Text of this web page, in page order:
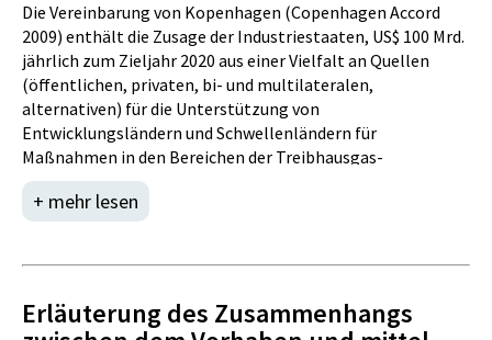
Die Vereinbarung von Kopenhagen (Copenhagen Accord
2009) enthält die Zusage der Industriestaaten, US$ 100 Mrd.
jährlich zum Zieljahr 2020 aus einer Vielfalt an Quellen
(öffentlichen, privaten, bi- und multilateralen,
alternativen) für die Unterstützung von
Entwicklungsländern und Schwellenländern für
Maßnahmen in den Bereichen der Treibhausgas-
Emissionsminderung (mitigation) und der Klimawandel-
Anpassung (adaptation) bereitzustellen. Diese Zusage
Paris 2015, seither bekräftigt.
Im Copenhagen Accord wird der Green Climate Fund als
+ mehr lesen
Erläuterung des Zusammenhangs